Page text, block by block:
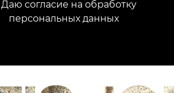
согласие на обработку
персональных данных